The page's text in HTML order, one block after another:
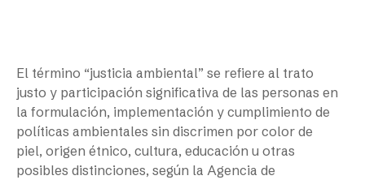
El término “justicia ambiental” se refiere al trato
justo y participación significativa de las personas en
la formulación, implementación y cumplimiento de
políticas ambientales sin discrimen por color de
piel, origen étnico, cultura, educación u otras
posibles distinciones, según la Agencia de